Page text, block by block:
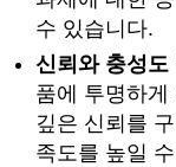
수 있습니다.
신뢰와 충성도
품에 투명하게
깊은 신뢰를
족도를 높일